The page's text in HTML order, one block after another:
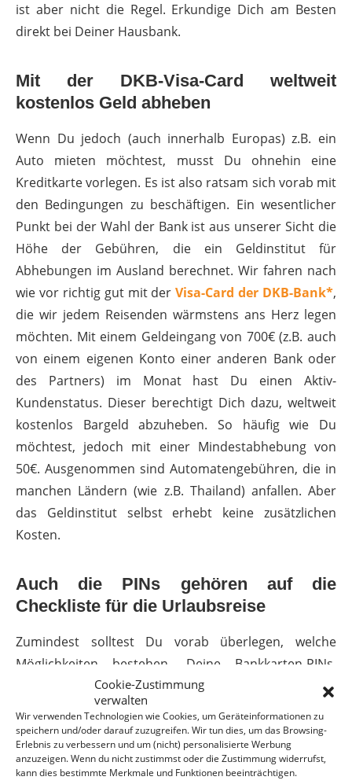
Cookie-Zustimmung
verwalten
Wir verwenden Technologien wie Cookies, um Geräteinformationen zu
speichern und/oder darauf zuzugreifen. Wir tun dies, um das Browsing-
Erlebnis zu verbessern und um (nicht) personalisierte Werbung
anzuzeigen. Wenn du nicht zustimmst oder die Zustimmung widerrufst,
kann dies bestimmte Merkmale und Funktionen beeinträchtigen.
ist aber nicht die Regel. Erkundige Dich am Besten
direkt bei Deiner Hausbank.
Mit der DKB-Visa-Card weltweit
kostenlos Geld abheben
Wenn Du jedoch (auch innerhalb Europas) z.B. ein
Auto mieten möchtest, musst Du ohnehin eine
Kreditkarte vorlegen. Es ist also ratsam sich vorab mit
den Bedingungen zu beschäftigen. Ein wesentlicher
Punkt bei der Wahl der Bank ist aus unserer Sicht die
Höhe der Gebühren, die ein Geldinstitut für
Abhebungen im Ausland berechnet. Wir fahren nach
wie vor richtig gut mit derVisa-Card der DKB-Bank*,
die wir jedem Reisenden wärmstens ans Herz legen
möchten. Mit einem Geldeingang von 700€ (z.B. auch
von einem eigenen Konto einer anderen Bank oder
des Partners) im Monat hast Du einen Aktiv-
Kundenstatus. Dieser berechtigt Dich dazu, weltweit
kostenlos Bargeld abzuheben. So häufig wie Du
möchtest, jedoch mit einer Mindestabhebung von
50€. Ausgenommen sind Automatengebühren, die in
manchen Ländern (wie z.B. Thailand) anfallen. Aber
das Geldinstitut selbst erhebt keine zusätzlichen
Kosten.
Auch die PINs gehören auf die
Checkliste für die Urlaubsreise
Zumindest solltest Du vorab überlegen, welche
Möglichkeiten bestehen, Deine Bankkarten-PINs,
Handy-Codes oder sonstigen notwendigen PIN-
Nummern so zu hinterlegen, dass Du im Zweifelsfall
auch auf Deiner Urlaubsreise darauf zurückgreifen
kannst. Notiere sie Dir als Telefonnummer im Handy,
schicke sie Dir verschlüsselt per Mail. Selbst wenn